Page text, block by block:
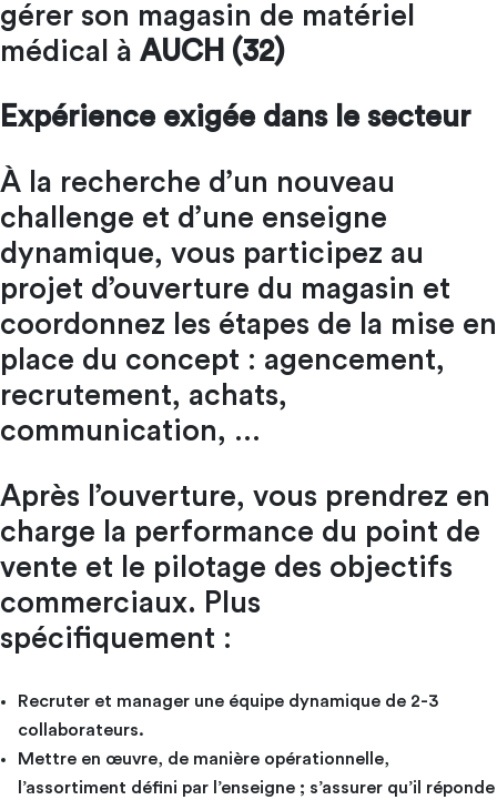
gérer son magasin de matériel
médical à AUCH (32)
Expérience exigée dans le secteur
À la recherche d’un nouveau
challenge et d’une enseigne
dynamique, vous participez au
projet d’ouverture du magasin et
coordonnez les étapes de la mise en
place du concept : agencement,
recrutement, achats,
communication, …
Après l’ouverture, vous prendrez en
charge la performance du point de
vente et le pilotage des objectifs
commerciaux. Plus
spécifiquement :
Recruter et manager une équipe dynamique de 2-3
collaborateurs.
Mettre en œuvre, de manière opérationnelle,
l’assortiment défini par l’enseigne ; s’assurer qu’il réponde